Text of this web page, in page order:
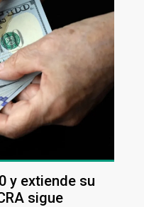
y extiende su
sigue